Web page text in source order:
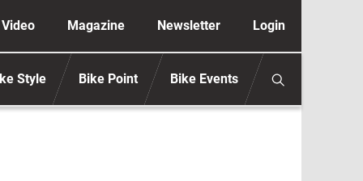
secondaria anonimo
Video Magazine Newsletter Login
Style Bike Point Bike Events